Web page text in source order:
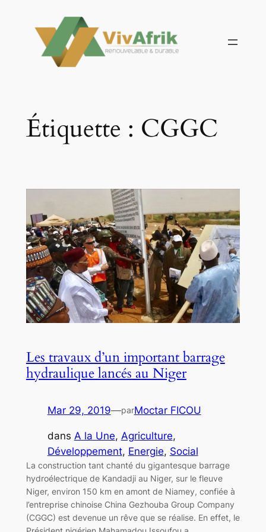
contenu
Étiquette : CGGC
Les travaux d’un important barrage
hydraulique lancés au Niger
Mar 29, 2019—parMoctar FICOU
dans A la Une, Agriculture
Développement, Energie, Social
La construction tant chanté du gigantesque barrage
hydroélectrique de Kandadji au Niger, sur le fleuve
Niger, environ 150 km en amont de Niamey, confiée à
l’entreprise chinoise China Gezhouba Group Company
(CGGC) est devenue un rêve que se réalise. En effet, le